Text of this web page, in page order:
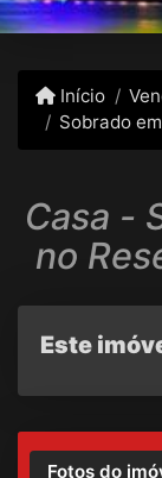
Início
Sobrado
Casa -
no
Este
Fotos do